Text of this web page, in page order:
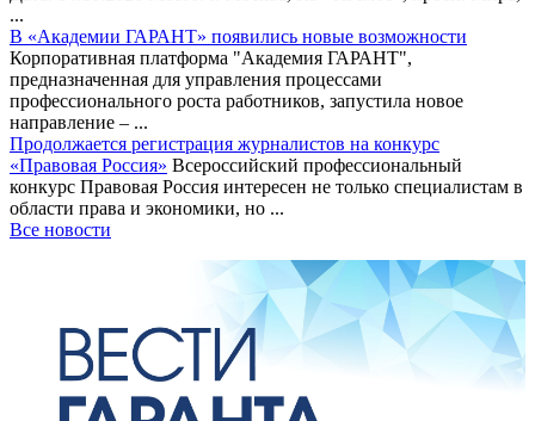
...
В «Академии ГАРАНТ» появились новые возможности
Корпоративная платформа "Академия ГАРАНТ",
предназначенная для управления процессами
профессионального роста работников, запустила новое
направление – ...
Продолжается регистрация журналистов на конкурс
«Правовая Россия» Всероссийский профессиональный
конкурс Правовая Россия интересен не только специалистам в
области права и экономики, но ...
Все новости